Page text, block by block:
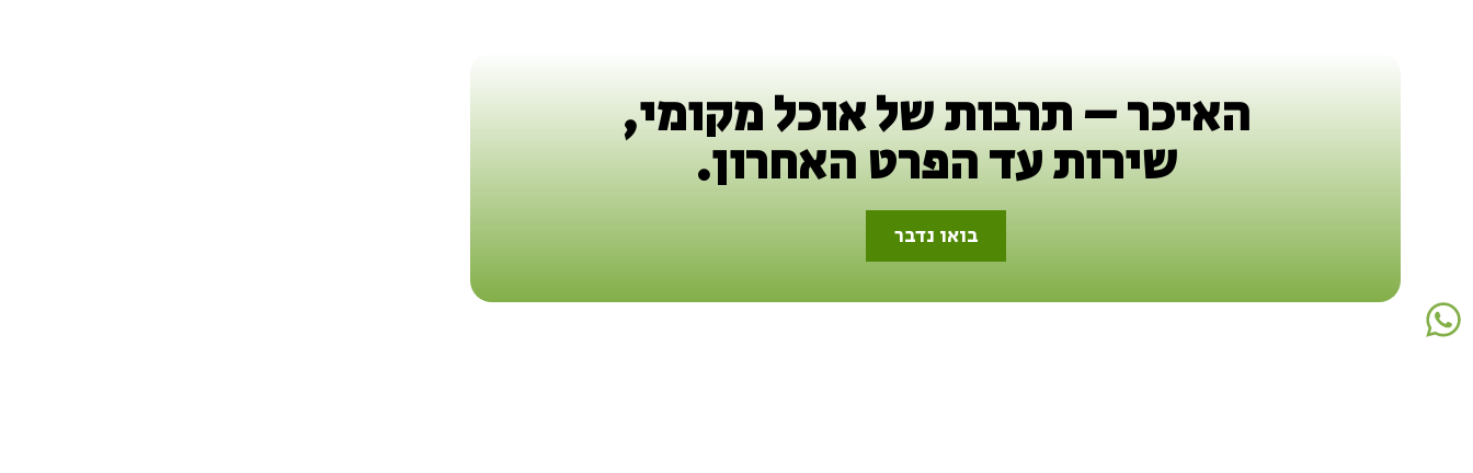
האיכר – תרבות של אוכל מקומי,
שירות עד הפרט האחרון.
בואו נדבר